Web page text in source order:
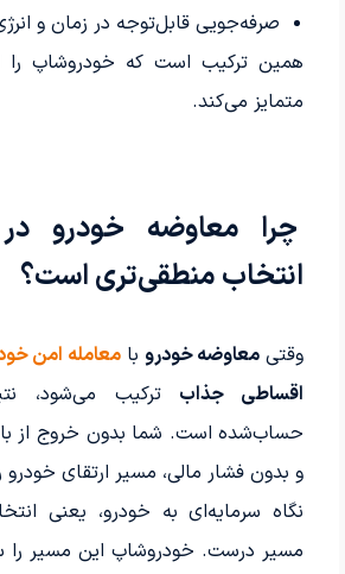
صرفه‌جویی قابل‌توجه در زمان و
همین ترکیب است که خودروشاپ
متمایز می‌کند.
چرا معاوضه خودرو
انتخاب منطقی‌تری است؟
وقتی معاوضه خودرو بامعامله امن
اقساطی جذاب ترکیب می‌شود،
حساب‌شده است. شما بدون خروج از
و بدون فشار مالی، مسیر ارتقای
نگاه سرمایه‌ای به خودرو، یعنی
مسیر درست. خودروشاپ این مسیر را